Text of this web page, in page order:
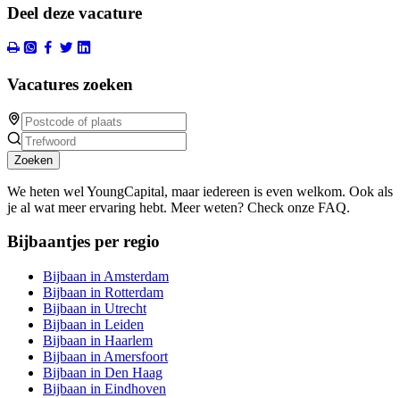
Deel deze vacature
Vacatures zoeken
Zoeken
We heten wel YoungCapital, maar iedereen is even welkom. Ook als
je al wat meer ervaring hebt. Meer weten? Check onze FAQ.
Bijbaantjes per regio
Bijbaan in Amsterdam
Bijbaan in Rotterdam
Bijbaan in Utrecht
Bijbaan in Leiden
Bijbaan in Haarlem
Bijbaan in Amersfoort
Bijbaan in Den Haag
Bijbaan in Eindhoven